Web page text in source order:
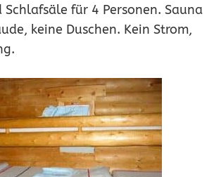
Schlafsäle für 4 Personen. Sauna
keine Duschen. Kein Strom,